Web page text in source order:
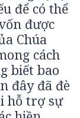
để có thể
được
Chúa
cách
biết bao
đây đã đè
hỗ trợ sự